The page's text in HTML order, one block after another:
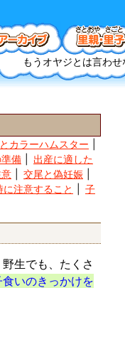
もうオヤジとは言わ
カラーハムスター
備
出産に適した
交尾と偽妊娠
に注意すること
子
生でも、たくさ
いのきっかけを